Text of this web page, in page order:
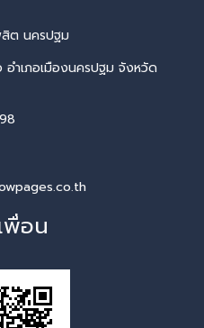
ต นครปฐม
ำเภอเมืองนครปฐม จังหวัด
พื่อน